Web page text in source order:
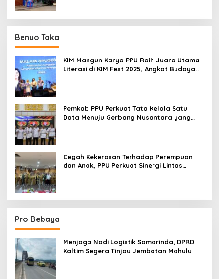
Benuo Taka
KIM Mangun Karya PPU Raih Juara Utama
Literasi di KIM Fest 2025, Angkat Budaya
Pemkab PPU Perkuat Tata Kelola Satu
Data Menuju Gerbang Nusantara yang
Cegah Kekerasan Terhadap Perempuan
dan Anak, PPU Perkuat Sinergi Lintas
Pro Bebaya
Menjaga Nadi Logistik Samarinda, DPRD
Kaltim Segera Tinjau Jembatan Mahulu